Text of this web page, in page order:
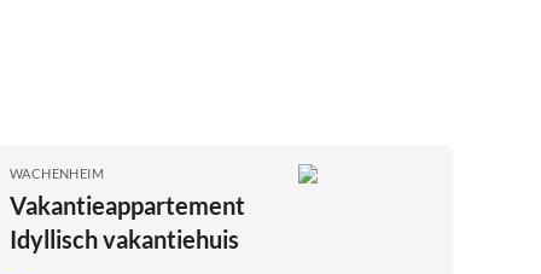
WACHENHEIM
Vakantieappartement
Idyllisch vakantiehuis